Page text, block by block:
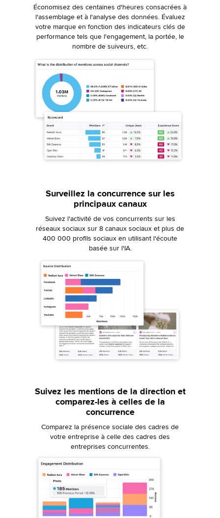
Économisez des centaines d'heures consacrées à
l'assemblage et à l'analyse des données. Évaluez
votre marque en fonction des indicateurs clés de
performance tels que l'engagement, la portée, le
nombre de suiveurs, etc.
Surveillez la concurrence sur les
principaux canaux
Suivez l'activité de vos concurrents sur les
réseaux sociaux sur 8 canaux sociaux et plus de
400 000 profils sociaux en utilisant l'écoute
basée sur l'IA.
Suivez les mentions de la direction et
comparez-les à celles de la
concurrence
Comparez la présence sociale des cadres de
votre entreprise à celle des cadres des
entreprises concurrentes.